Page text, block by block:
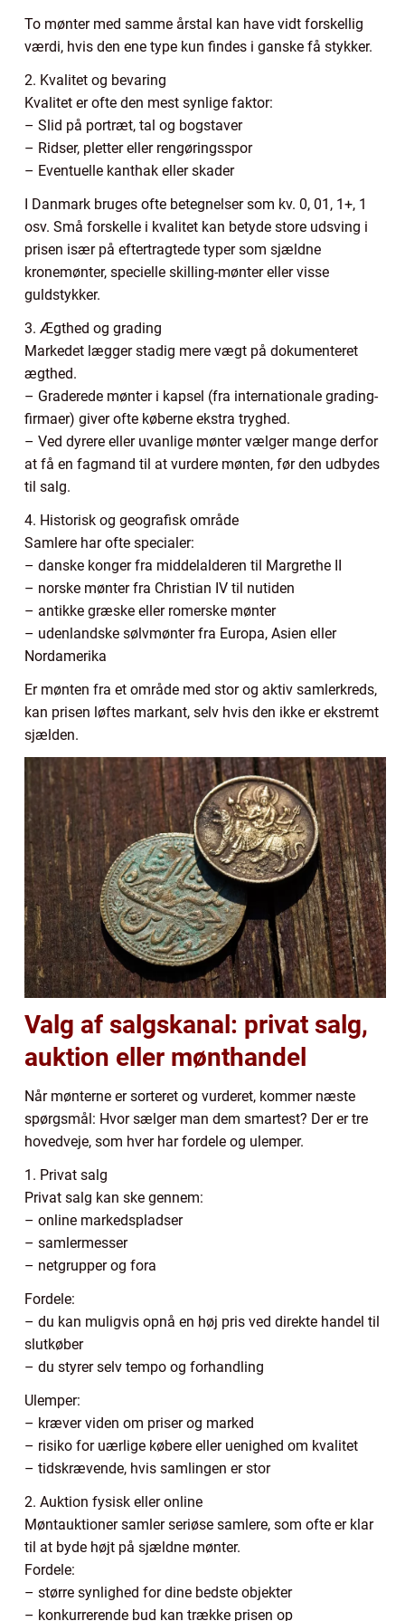
To mønter med samme årstal kan have vidt forskellig
værdi, hvis den ene type kun findes i ganske få stykker.
2. Kvalitet og bevaring
Kvalitet er ofte den mest synlige faktor:
– Slid på portræt, tal og bogstaver
– Ridser, pletter eller rengøringsspor
– Eventuelle kanthak eller skader
I Danmark bruges ofte betegnelser som kv. 0, 01, 1+, 1
osv. Små forskelle i kvalitet kan betyde store udsving i
prisen især på eftertragtede typer som sjældne
kronemønter, specielle skilling-mønter eller visse
guldstykker.
3. Ægthed og grading
Markedet lægger stadig mere vægt på dokumenteret
ægthed.
– Graderede mønter i kapsel (fra internationale grading-
firmaer) giver ofte køberne ekstra tryghed.
– Ved dyrere eller uvanlige mønter vælger mange derfor
at få en fagmand til at vurdere mønten, før den udbydes
til salg.
4. Historisk og geografisk område
Samlere har ofte specialer:
– danske konger fra middelalderen til Margrethe II
– norske mønter fra Christian IV til nutiden
– antikke græske eller romerske mønter
– udenlandske sølvmønter fra Europa, Asien eller
Nordamerika
Er mønten fra et område med stor og aktiv samlerkreds,
kan prisen løftes markant, selv hvis den ikke er ekstremt
sjælden.
Valg af salgskanal: privat salg,
auktion eller mønthandel
Når mønterne er sorteret og vurderet, kommer næste
spørgsmål: Hvor sælger man dem smartest? Der er tre
hovedveje, som hver har fordele og ulemper.
1. Privat salg
Privat salg kan ske gennem:
– online markedspladser
– samlermesser
– netgrupper og fora
Fordele:
– du kan muligvis opnå en høj pris ved direkte handel til
slutkøber
– du styrer selv tempo og forhandling
Ulemper:
– kræver viden om priser og marked
– risiko for uærlige købere eller uenighed om kvalitet
– tidskrævende, hvis samlingen er stor
2. Auktion fysisk eller online
Møntauktioner samler seriøse samlere, som ofte er klar
til at byde højt på sjældne mønter.
Fordele:
– større synlighed for dine bedste objekter
– konkurrerende bud kan trække prisen op